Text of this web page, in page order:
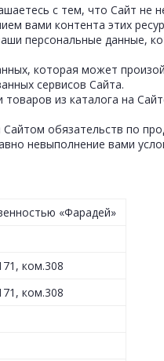
с тем, что Сайт не
вами контента этих
персональные данные,
которая может
сервисов Сайта.
из каталога на
обязательств по
невыполнение вами
«Фарадей»
ком.308
ком.308